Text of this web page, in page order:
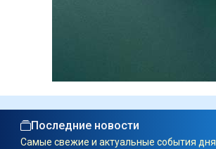
Последние новости
Самые свежие и актуальные события дня